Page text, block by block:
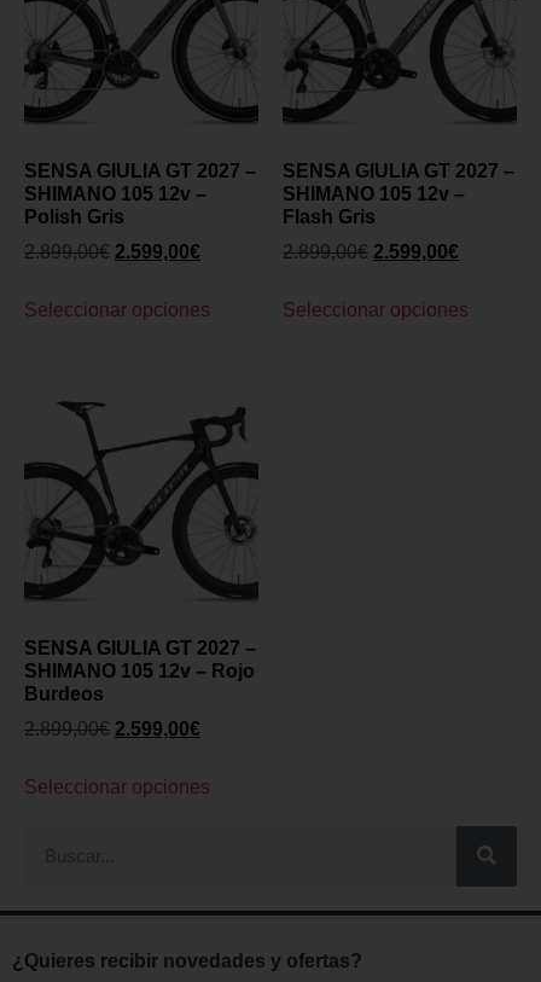
SENSA GIULIA GT 2027 –
SHIMANO 105 12v –
Polish Gris
2.899,00€ 2.599,00€
Seleccionar opciones
SENSA GIULIA GT 2027 –
SHIMANO 105 12v –
Flash Gris
2.899,00€ 2.599,00€
Seleccionar opciones
SENSA GIULIA GT 2027 –
SHIMANO 105 12v – Rojo
Burdeos
2.899,00€ 2.599,00€
Seleccionar opciones
¿Quieres recibir novedades y ofertas?